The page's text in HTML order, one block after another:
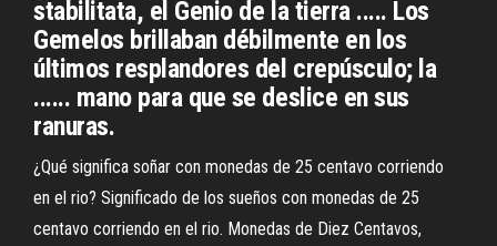
stabilitata, el Genio de la tierra ..... Los
Gemelos brillaban débilmente en los
últimos resplandores del crepúsculo; la
...... mano para que se deslice en sus
ranuras.
¿Qué significa soñar con monedas de 25 centavo corriendo
en el rio? Significado de los sueños con monedas de 25
centavo corriendo en el rio. Monedas de Diez Centavos,